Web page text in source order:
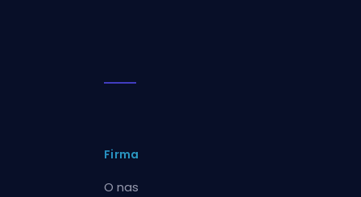
Firma
O nas